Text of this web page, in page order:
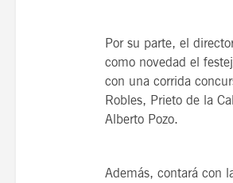
Por su parte, el
como novedad el
con una corrida
Robles, Prieto de la
Alberto Pozo.
Además, contará con